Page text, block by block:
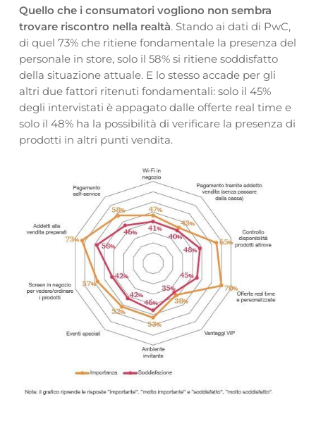
Quello che i consumatori vogliono non sembra
trovare riscontro nella realtà. Stando ai dati di PwC,
di quel 73% che ritiene fondamentale la presenza del
personale in store, solo il 58% si ritiene soddisfatto
della situazione attuale. E lo stesso accade per gli
altri due fattori ritenuti fondamentali: solo il 45%
degli intervistati è appagato dalle offerte real time e
solo il 48% ha la possibilità di verificare la presenza di
prodotti in altri punti vendita.